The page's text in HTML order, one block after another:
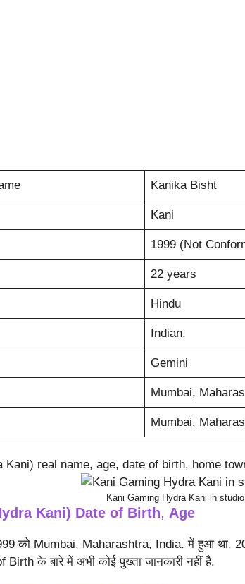
Kanika Bisht
Kani
1999 (Not
22 years
Hindu
Indian.
Gemini
Mumbai,
Mumbai,
Kani) real name, age, date of birth, home
Kani Gaming Hydra Kani in studio
Kani) Date of Birth, Age
को Mumbai, Maharashtra, India. में हुआ था.
के बारे में अभी कोई पुख्ता जानकारी नहीं है.